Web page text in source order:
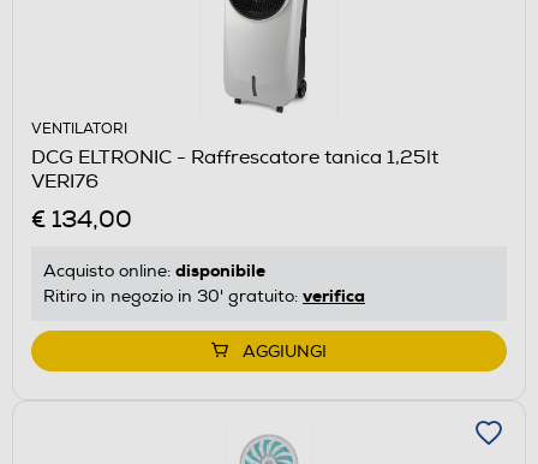
VENTILATORI
DCG ELTRONIC - Raffrescatore tanica 1,25lt
VERI76
€ 134,00
Acquisto online: disponibile
Ritiro in negozio in 30' gratuito: verifica
AGGIUNGI